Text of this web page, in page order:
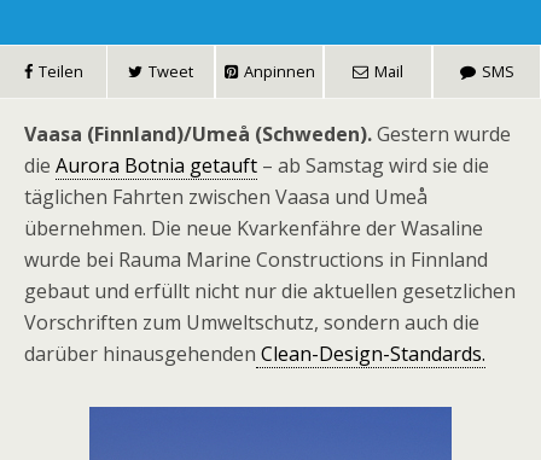
Teilen Tweet Anpinnen Mail SMS
Vaasa (Finnland)/Umeå (Schweden).Gestern wurde
die Aurora Botnia getauft – ab Samstag wird sie die
täglichen Fahrten zwischen Vaasa und Umeå
übernehmen. Die neue Kvarkenfähre der Wasaline
wurde bei Rauma Marine Constructions in Finnland
gebaut und erfüllt nicht nur die aktuellen gesetzlichen
Vorschriften zum Umweltschutz, sondern auch die
darüber hinausgehenden Clean-Design-Standards.